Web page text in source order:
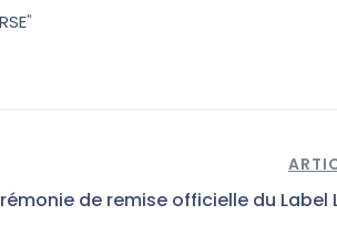
RSE"
de remise officielle du Label